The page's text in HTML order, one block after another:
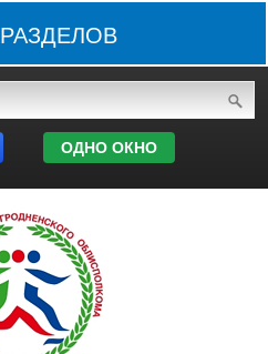
ОДНО ОКНО